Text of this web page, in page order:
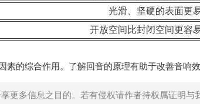
光滑、坚硬的表面更
开放空间比封闭空间更容
素的综合作用。了解回音的原理有助于改善音响效
更多信息之目的。若有侵权请作者持权属证明与